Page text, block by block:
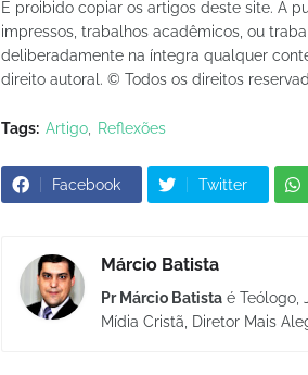
É proibido copiar os artigos deste site. A
impressos, trabalhos acadêmicos, ou
deliberadamente na íntegra qualquer
direito autoral. © Todos os direitos
Tags: Artigo Reflexões
Facebook Twitter
Márcio Batista
Pr Márcio Batista é Teólogo,
Mídia Cristã, Diretor Mais